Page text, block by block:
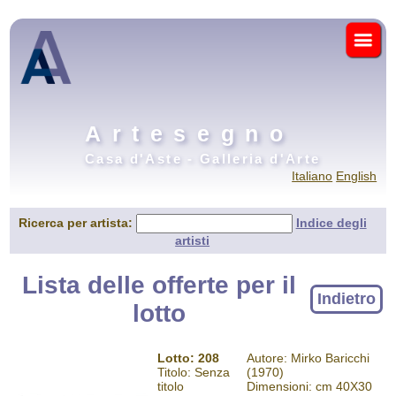
Artesegno
Casa d'Aste - Galleria d'Arte
Italiano English
Ricerca per artista:
Indice degli
artisti
Lista delle offerte per il
lotto
Indietro
Lotto: 208
Titolo: Senza
titolo
Autore: Mirko Baricchi
(1970)
Dimensioni: cm 40X30